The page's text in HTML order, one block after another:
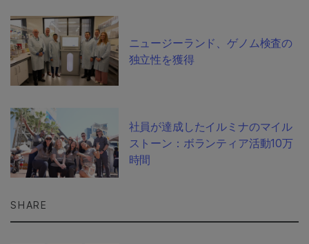
ニュージーランド、ゲノム検査の
独立性を獲得
社員が達成したイルミナのマイル
ストーン：ボランティア活動10万
時間
SHARE